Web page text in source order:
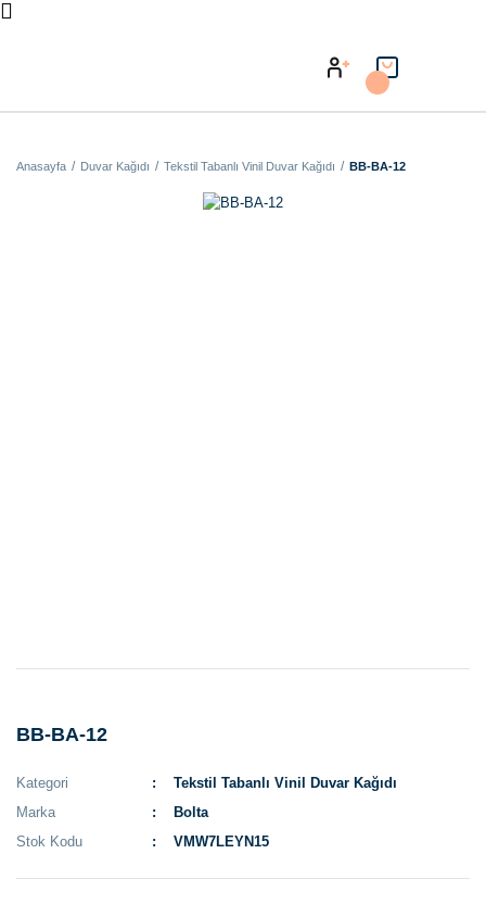
Anasayfa Duvar Kağıdı Tekstil Tabanlı Vinil Duvar Kağıdı BB-BA-12
BB-BA-12
Kategori
Tekstil Tabanlı Vinil Duvar Kağıdı
Marka
Bolta
Stok Kodu
VMW7LEYN15